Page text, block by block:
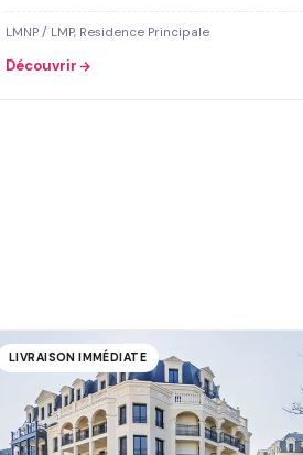
LMNP / LMP, Residence Principale
Découvrir
LIVRAISON IMMÉDIATE